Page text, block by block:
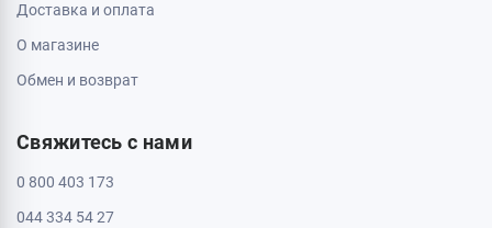
Доставка и оплата
О магазине
Обмен и возврат
Свяжитесь с нами
0 800 403 173
044 334 54 27